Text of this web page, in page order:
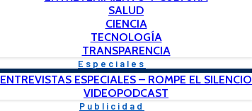
SALUD
CIENCIA
TECNOLOGÍA
TRANSPARENCIA
Especiales
ENTREVISTAS ESPECIALES – ROMPE EL SILENCIO
VIDEOPODCAST
Publicidad